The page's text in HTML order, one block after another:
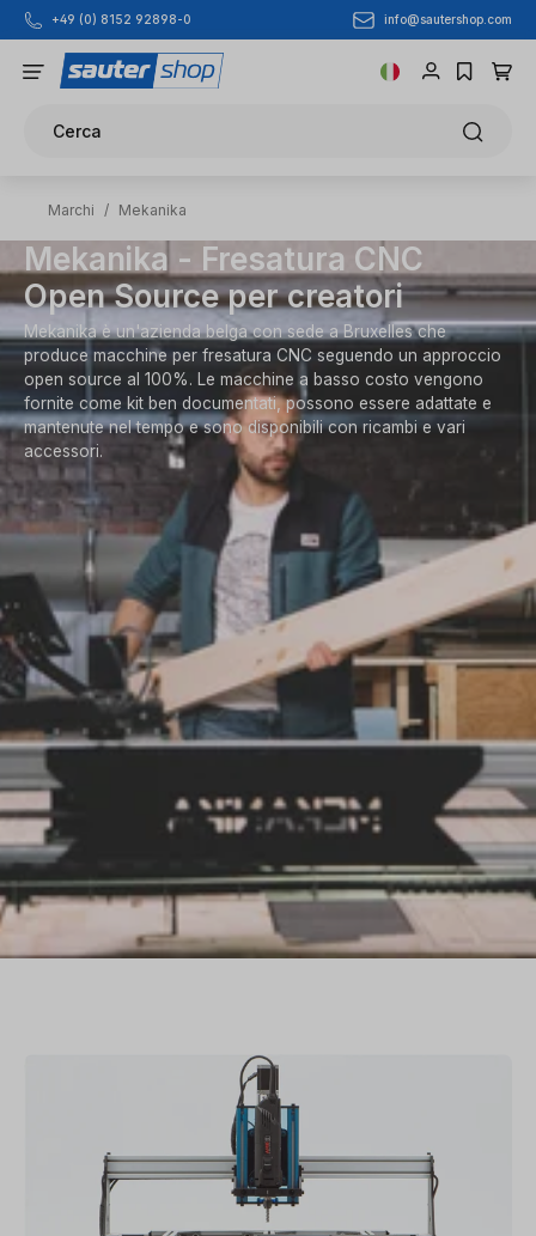
Passa al contenuto principale
+49 (0) 8152 92898-0 info@sautershop.com
Cerca
Marchi / Mekanika
Mekanika - Fresatura CNC
Open Source per creatori
Mekanika è un'azienda belga con sede a Bruxelles che
produce macchine per fresatura CNC seguendo un approccio
open source al 100%. Le macchine a basso costo vengono
fornite come kit ben documentati, possono essere adattate e
mantenute nel tempo e sono disponibili con ricambi e vari
accessori.